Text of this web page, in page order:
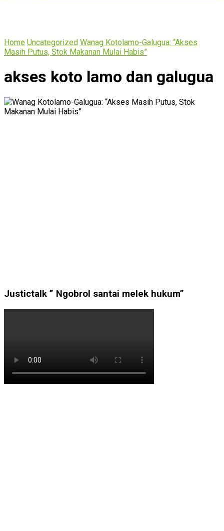
Home Uncategorized Wanag Kotolamo-Galugua: “Akses
Masih Putus, Stok Makanan Mulai Habis”
akses koto lamo dan galugua
Justictalk ” Ngobrol santai melek hukum”